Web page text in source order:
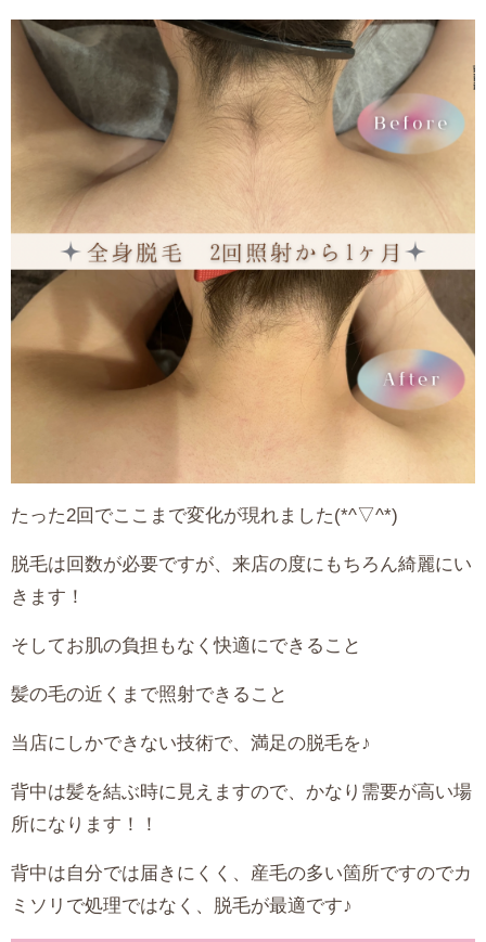
たった2回でここまで変化が現れました(*^▽^*)
脱毛は回数が必要ですが、来店の度にもちろん綺麗にい
きます！
そしてお肌の負担もなく快適にできること
髪の毛の近くまで照射できること
当店にしかできない技術で、満足の脱毛を♪
背中は髪を結ぶ時に見えますので、かなり需要が高い場
所になります！！
背中は自分では届きにくく、産毛の多い箇所ですのでカ
ミソリで処理ではなく、脱毛が最適です♪